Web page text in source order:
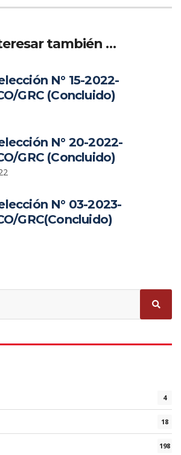
también …
N° 15-2022-
GRC (Concluido)
N° 20-2022-
GRC (Concluido)
N° 03-2023-
GRC(Concluido)
4
18
198